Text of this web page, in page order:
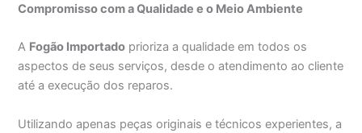
Compromisso com a Qualidade e o Meio Ambiente
A Fogão Importado prioriza a qualidade em todos os
aspectos de seus serviços, desde o atendimento ao cliente
até a execução dos reparos.
Utilizando apenas peças originais e técnicos experientes, a